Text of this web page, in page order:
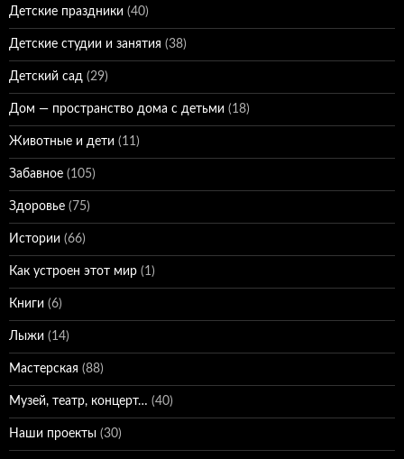
Детские праздники (40)
Детские студии и занятия (38)
Детский сад (29)
Дом — пространство дома с детьми (18)
Животные и дети (11)
Забавное (105)
Здоровье (75)
Истории (66)
Как устроен этот мир (1)
Книги (6)
Лыжи (14)
Мастерская (88)
Музей, театр, концерт… (40)
Наши проекты (30)